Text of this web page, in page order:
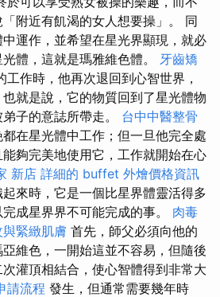
附近有飢渴的女人想要操」。 同
運作，並希望在星光界顯現，就必
體，這就是瑪雅維色體。 牙齒矯
工作時，他再次退回到心智世界，
就是說，它的物質回到了星光體物
子的意誌所帶走。 台中中醫整骨
在星光體中工作；但一旦他完全處
夠完美地使用它，工作就開始在心
新店 詳細的 buffet 外燴價格資訊
來時，它是一個比星界體靈活得多
成星界界不可能完成的事。 肉毒
緊緻肌膚 首先，師父必須向他的
維色，一開始這並不容易，但隨後
灌頂相結合，使心智體得到非常大
請流程 發生，但通常需要幾年時